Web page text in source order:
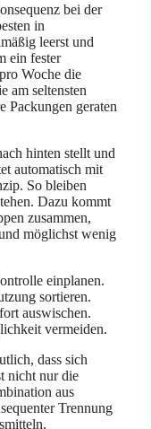
bei der
in
leerst und
ein fester
Woche die
am seltensten
Packungen geraten
hinten stellt und
automatisch mit
So bleiben
Dazu kommt
zusammen,
möglichst wenig
einplanen.
sortieren.
auswischen.
vermeiden.
dass sich
nicht nur die
aus
Trennung